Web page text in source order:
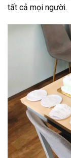
tất cả mọi người.